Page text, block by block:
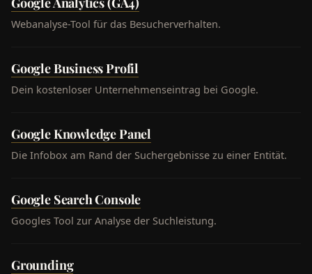
Webanalyse-Tool für das Besucherverhalten.
Google Business Profil
Dein kostenloser Unternehmenseintrag bei Google.
Google Knowledge Panel
Die Infobox am Rand der Suchergebnisse zu einer Entität.
Google Search Console
Googles Tool zur Analyse der Suchleistung.
Grounding